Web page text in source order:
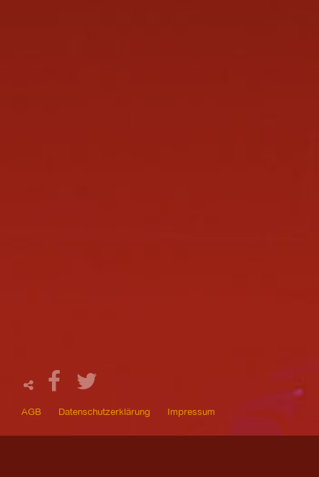
AGB Datenschutzerklärung Impressum